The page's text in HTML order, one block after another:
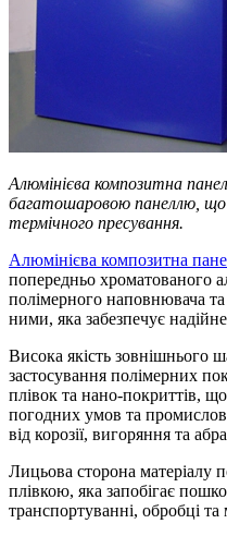
Алюмінієва композитна
багатошаровою панеллю, що
термічного пресування.
Алюмінієва композитна
попередньо хроматованого
полімерного наповнювача
ними, яка забезпечує
Висока якість зовнішнього
застосування полімерних
плівок та нано-покриттів,
погодних умов та
від корозії, вигоряння та
Лицьова сторона
плівкою, яка запобігає
транспортуванні, обробці та